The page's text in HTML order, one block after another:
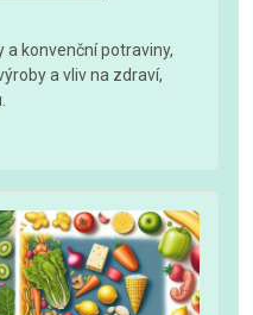
a konvenční potraviny,
a vliv na zdraví,